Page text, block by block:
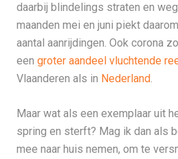
daarbij blindelings straten en
maanden mei en juni piekt
aantal aanrijdingen. Ook corona
een groter aandeel vluchtende
Vlaanderen als in Nederland.
Maar wat als een exemplaar uit
spring en sterft? Mag ik dan als
mee naar huis nemen, om te